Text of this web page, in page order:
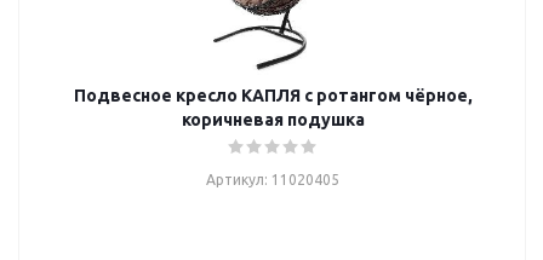
Подвесное кресло КАПЛЯ с ротангом чёрное,
коричневая подушка
Артикул: 11020405